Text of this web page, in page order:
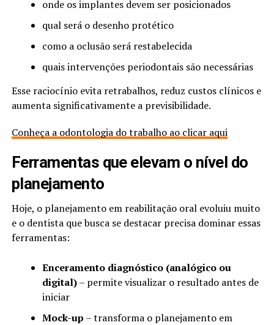
onde os implantes devem ser posicionados
qual será o desenho protético
como a oclusão será restabelecida
quais intervenções periodontais são necessárias
Esse raciocínio evita retrabalhos, reduz custos clínicos e
aumenta significativamente a previsibilidade.
Conheça a odontologia do trabalho ao clicar aqui
Ferramentas que elevam o nível do
planejamento
Hoje, o planejamento em reabilitação oral evoluiu muito
e o dentista que busca se destacar precisa dominar essas
ferramentas:
Enceramento diagnóstico (analógico ou
digital)– permite visualizar o resultado antes de
iniciar
Mock-up – transforma o planejamento em